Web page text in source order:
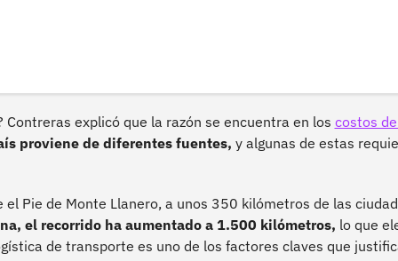
explicó que la razón se encuentra en los costos
proviene de diferentes fuentes, y algunas de estas
Pie de Monte Llanero, a unos 350 kilómetros de las
el recorrido ha aumentado a 1.500 kilómetros, lo que
de transporte es uno de los factores claves que